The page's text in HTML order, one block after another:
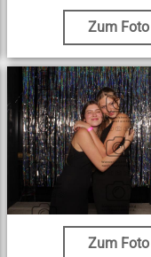
Zum Foto
Zum Foto